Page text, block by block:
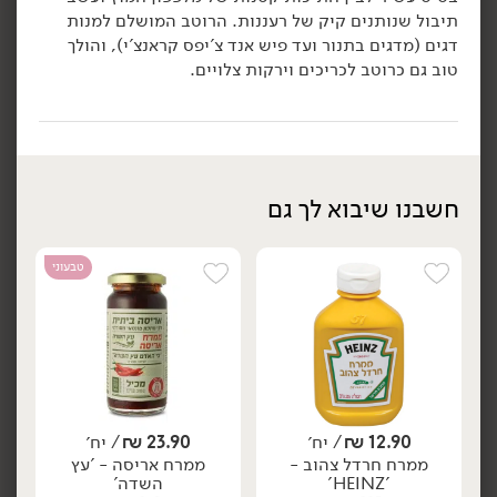
הוספה לסל
יח׳
הוספה לסל
יח׳
27.90
₪ / יח׳
ויניגרט מלפפונים -
Belberry
265 מ״ל
10.53 ₪ ל-100 מ״ל
הוספה לסל
24.90
₪/ יח׳
רוטב אלף האיים -
250 גרם
9.96 ₪ ל-100 גרם
הוספה לסל
תיבול שנותנים קיק של רעננות. הרוטב המושלם למנות
דגים (מדגים בתנור ועד פיש אנד צ'יפס קראנצ'י), והולך
טוב גם כרוטב לכריכים וירקות צלויים.
חשבנו שיבוא לך גם
12.90
₪/ יח׳
ממרח חרדל צהוב -
'HEINZ'
טבעוני
23.90
₪/ יח׳
ממרח אריסה - 'עץ
השדה'